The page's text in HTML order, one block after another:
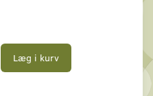
Læg i kurv